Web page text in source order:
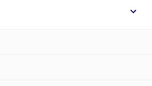
分の生命保険料控除証明書について
保険（旧アクサダイレクト生命）
ビス
る理由
取り組み
員